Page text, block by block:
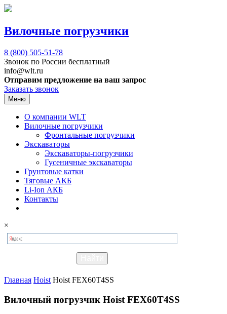
Вилочные погрузчики
8 (800) 505-51-78
Звонок по России бесплатный
info@wlt.ru
Отправим предложение на ваш запрос
Заказать звонок
Меню
О компании WLT
Вилочные погрузчики
Фронтальные погрузчики
Экскаваторы
Экскаваторы-погрузчики
Гусеничные экскаваторы
Грунтовые катки
Тяговые АКБ
Li-Ion АКБ
Контакты
×
Главная Hoist Hoist FEX60T4SS
Вилочный погрузчик Hoist FEX60T4SS